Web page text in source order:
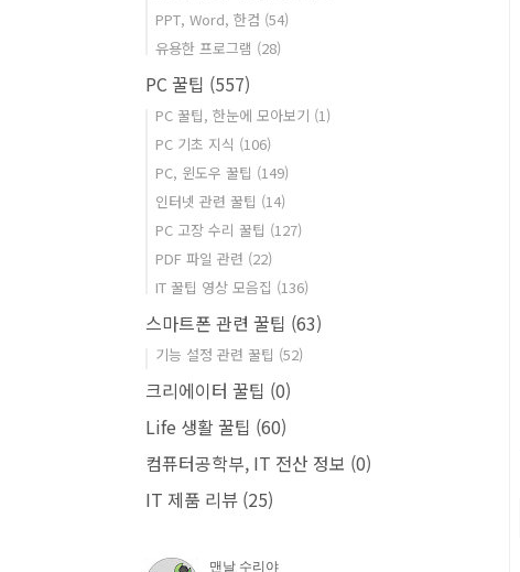
PPT, Word, 한컴 (54)
유용한 프로그램 (28)
PC 꿀팁 (557)
PC 꿀팁, 한눈에 모아보기 (1)
PC 기초 지식 (106)
PC, 윈도우 꿀팁 (149)
인터넷 관련 꿀팁 (14)
PC 고장 수리 꿀팁 (127)
PDF 파일 관련 (22)
IT 꿀팁 영상 모음집 (136)
스마트폰 관련 꿀팁 (63)
기능 설정 관련 꿀팁 (52)
크리에이터 꿀팁 (0)
Life 생활 꿀팁 (60)
컴퓨터공학부, IT 전산 정보 (0)
IT 제품 리뷰 (25)